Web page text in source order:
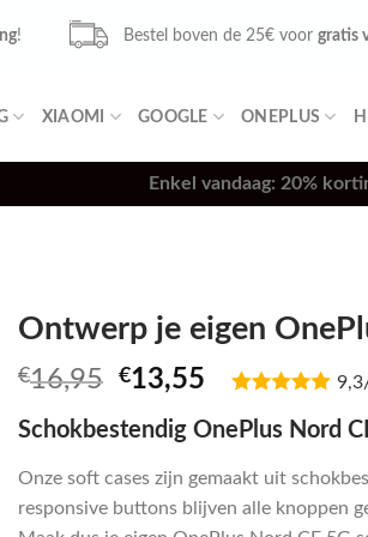
! Bestel boven de 25€ voor gratis
XIAOMI GOOGLE ONEPLUS
Enkel vandaag: 20%
Ontwerp je eigen
€16,95 Oorspronkelijke
was:
€16,95.
€13,55 Huidige
is:
€13,55.
Schokbestendig OnePlus Nord
Onze soft cases zijn gemaakt uit
responsive buttons blijven alle knoppen